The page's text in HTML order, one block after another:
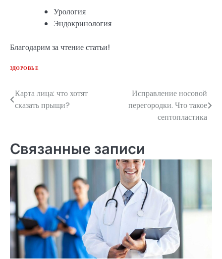
Урология
Эндокринология
Благодарим за чтение статьи!
ЗДОРОВЬЕ
Навигация
Карта лица: что хотят
сказать прыщи?
Исправление носовой
перегородки. Что такое
септопластика
Связанные записи